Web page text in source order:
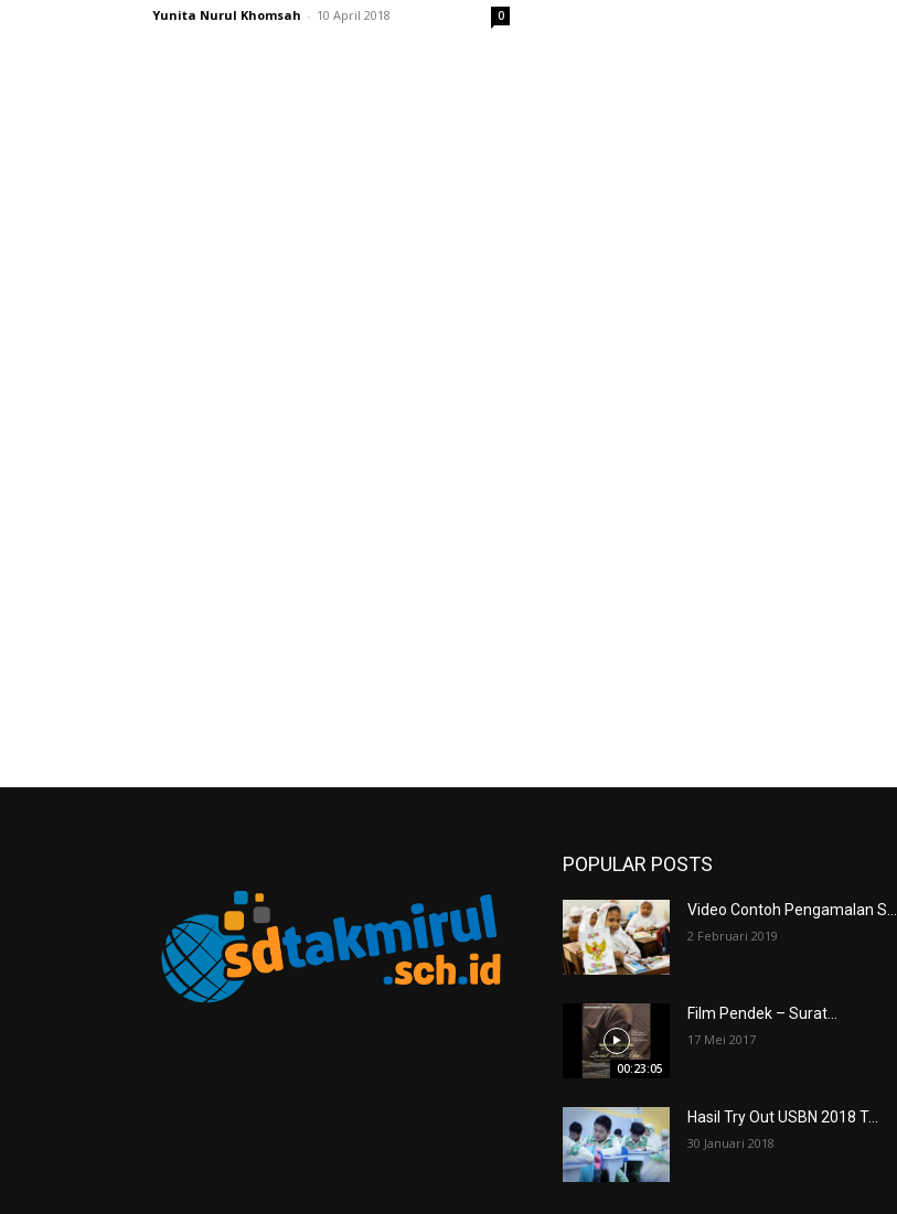
Yunita Nurul Khomsah - 10 April 2018 0
POPULAR POSTS
Video Contoh Pengamalan S...
2 Februari 2019
00:23:05
Film Pendek – Surat...
17 Mei 2017
Hasil Try Out USBN 2018 T...
30 Januari 2018